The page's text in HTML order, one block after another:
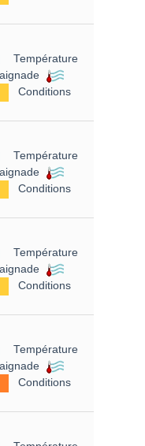
Conditions
Conditions
Conditions
Conditions